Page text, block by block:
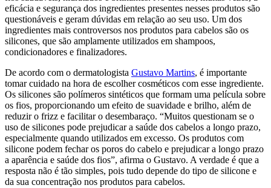
eficácia e segurança dos ingredientes presentes nesses produtos são
questionáveis e geram dúvidas em relação ao seu uso. Um dos
ingredientes mais controversos nos produtos para cabelos são os
silicones, que são amplamente utilizados em shampoos,
condicionadores e finalizadores.
De acordo com o dermatologista Gustavo Martins, é importante
tomar cuidado na hora de escolher cosméticos com esse ingrediente.
Os silicones são polímeros sintéticos que formam uma película sobre
os fios, proporcionando um efeito de suavidade e brilho, além de
reduzir o frizz e facilitar o desembaraço. “Muitos questionam se o
uso de silicones pode prejudicar a saúde dos cabelos a longo prazo,
especialmente quando utilizados em excesso. Os produtos com
silicone podem fechar os poros do cabelo e prejudicar a longo prazo
a aparência e saúde dos fios”, afirma o Gustavo. A verdade é que a
resposta não é tão simples, pois tudo depende do tipo de silicone e
da sua concentração nos produtos para cabelos.